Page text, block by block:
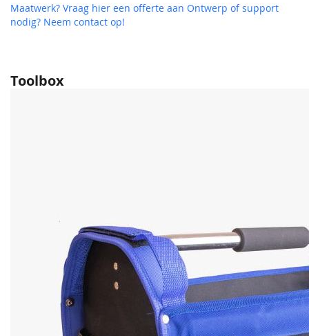
Toolbox
Maatwerk? Vraag hier een offerte aan Ontwerp of support
nodig? Neem contact op!